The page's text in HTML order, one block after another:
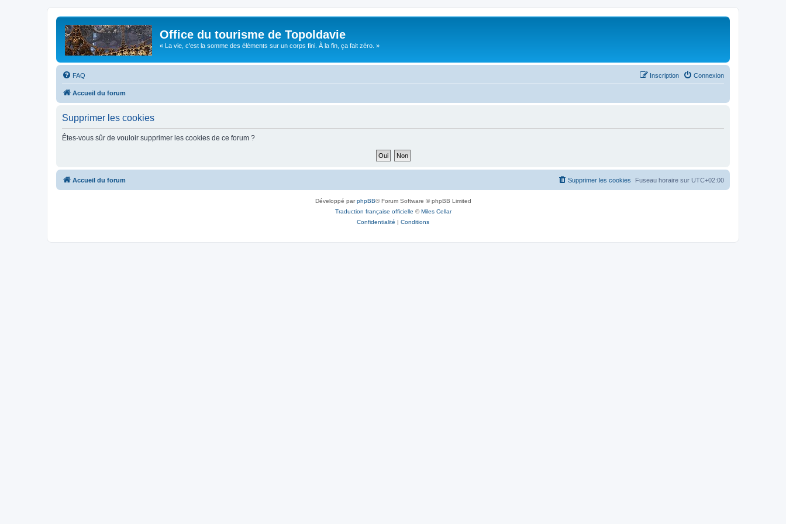
Office du tourisme de Topoldavie
« La vie, c'est la somme des éléments sur un corps fini. À la fin, ça fait zéro. »
FAQ Connexion
Inscription
Accueil du forum
Supprimer les cookies
Êtes-vous sûr de vouloir supprimer les cookies de ce forum ?
Accueil du forum Fuseau horaire sur UTC+02:00
Supprimer les cookies
Développé parphpBB® Forum Software © phpBB Limited
Traduction française officielle ©Miles Cellar
Confidentialité | Conditions